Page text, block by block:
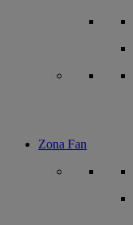
Zona Fan